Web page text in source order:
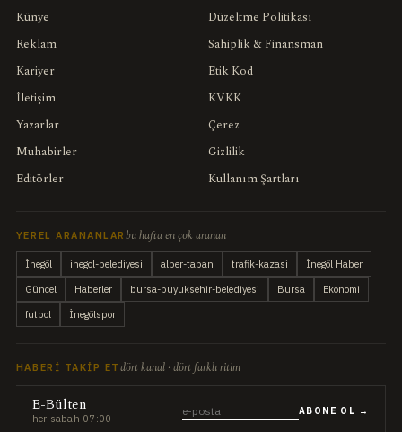
Künye
Reklam
Kariyer
İletişim
Yazarlar
Muhabirler
Editörler
Düzeltme Politikası
Sahiplik & Finansman
Etik Kod
KVKK
Çerez
Gizlilik
Kullanım Şartları
YEREL ARANANLARbu hafta en çok aranan
İnegöl inegol-belediyesi alper-taban trafik-kazasi
İnegöl Haber
Güncel
Haberler bursa-buyuksehir-belediyesi Bursa
Ekonomi
futbol
İnegölspor
HABERI TAKIP ETdört kanal · dört farklı ritim
E-Bülten
her sabah 07:00
ABONE OL →